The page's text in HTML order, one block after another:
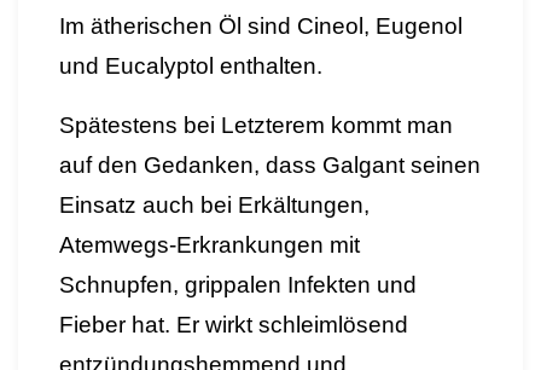
Im ätherischen Öl sind Cineol, Eugenol
und Eucalyptol enthalten.
Spätestens bei Letzterem kommt man
auf den Gedanken, dass Galgant seinen
Einsatz auch bei Erkältungen,
Atemwegs-Erkrankungen mit
Schnupfen, grippalen Infekten und
Fieber hat. Er wirkt schleimlösend
entzündungshemmend und